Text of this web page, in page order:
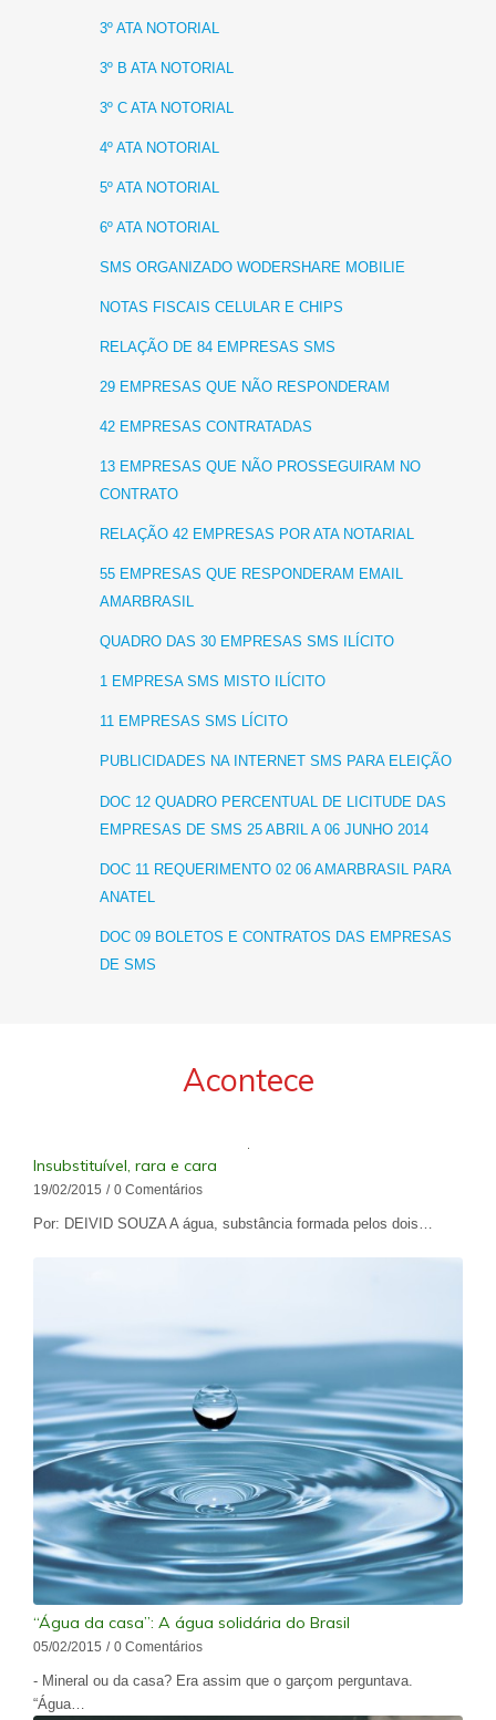
3º ATA NOTORIAL
3º B ATA NOTORIAL
3º C ATA NOTORIAL
4º ATA NOTORIAL
5º ATA NOTORIAL
6º ATA NOTORIAL
SMS ORGANIZADO WODERSHARE MOBILIE
NOTAS FISCAIS CELULAR E CHIPS
RELAÇÃO DE 84 EMPRESAS SMS
29 EMPRESAS QUE NÃO RESPONDERAM
42 EMPRESAS CONTRATADAS
13 EMPRESAS QUE NÃO PROSSEGUIRAM NO
CONTRATO
RELAÇÃO 42 EMPRESAS POR ATA NOTARIAL
55 EMPRESAS QUE RESPONDERAM EMAIL
AMARBRASIL
QUADRO DAS 30 EMPRESAS SMS ILÍCITO
1 EMPRESA SMS MISTO ILÍCITO
11 EMPRESAS SMS LÍCITO
PUBLICIDADES NA INTERNET SMS PARA ELEIÇÃO
DOC 12 QUADRO PERCENTUAL DE LICITUDE DAS
EMPRESAS DE SMS 25 ABRIL A 06 JUNHO 2014
DOC 11 REQUERIMENTO 02 06 AMARBRASIL PARA
ANATEL
DOC 09 BOLETOS E CONTRATOS DAS EMPRESAS
DE SMS
Acontece
Insubstituível, rara e cara
19/02/2015 / 0 Comentários
Por: DEIVID SOUZA A água, substância formada pelos dois…
“Água da casa”: A água solidária do Brasil
05/02/2015 / 0 Comentários
- Mineral ou da casa? Era assim que o garçom perguntava.
“Água…